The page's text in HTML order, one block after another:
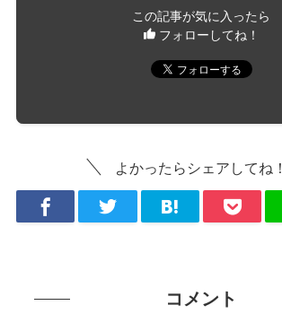
この記事が気に入ったら
フォローしてね！
よかったらシェアしてね！
コメント